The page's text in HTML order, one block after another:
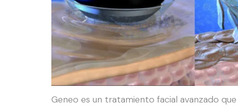
Geneo es un tratamiento facial avanzado